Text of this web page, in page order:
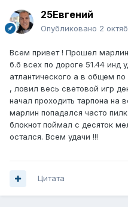
25Евгений
Опубликовано 2
Всем привет ! Прошел
б.б всех по дороге 51.44 инд
атлантического а в общем
, ловил весь световой игр
начал проходить тарпона на
марлин попадался часто
блокнот поймал с десяток
остался. Всем удачи !!!
Цитата